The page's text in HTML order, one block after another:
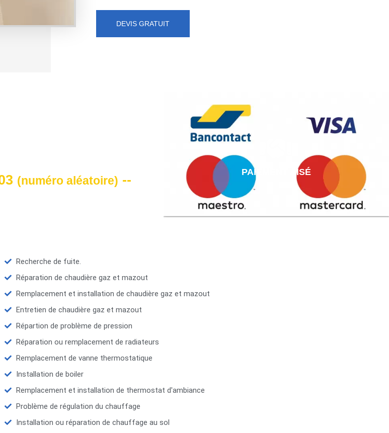
DEVIS GRATUIT
(numéro aléatoire) --
PAIEMENT AISÉ
Recherche de fuite.
Réparation de chaudière gaz et mazout
Remplacement et installation de chaudière gaz et mazout
Entretien de chaudière gaz et mazout
Répartion de problème de pression
Réparation ou remplacement de radiateurs
Remplacement de vanne thermostatique
Installation de boiler
Remplacement et installation de thermostat d'ambiance
Problème de régulation du chauffage
Installation ou réparation de chauffage au sol